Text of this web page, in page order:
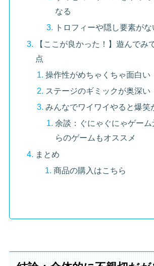
なる
トロフィーや隠し要素がな
【ここが良かった！】遊んでみ
点
操作性がめちゃくちゃ面白い
ステージのギミックが奥深い
みんなでワイワイやると爆笑
余談：ぐにゃぐにゃゲーム
らのゲームもオススメ
まとめ
商品の購入はこちら
結論：全体的に不親切だ